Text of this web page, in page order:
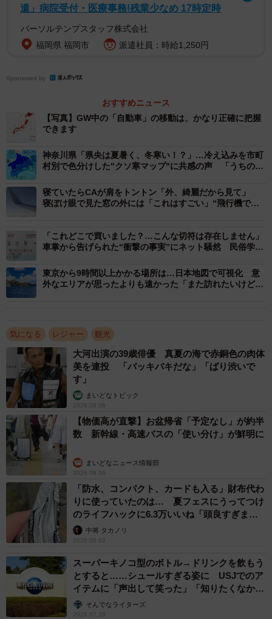
に世田谷区付近の国道246号など都内の国道では11〜12%
減と明確な減少が確認され、行楽地への流出がうかがえた
ということだ。
徒然研究室さんに話を聞いた。
2/3
行く人があれば来る人も
徒然研究室：コロナ禍以降、物価高騰もあって日本人の海
外旅行が回復しきっていないなか、大型連休に人々がどん
な工夫をして、どこで非日常を楽しもうとしているのかに
関心がありました。「GWに人気の旅行先ランキング」のよ
うなアンケート調査はたくさんありますが、本当にそこに
行くかどうかはわかりません。混雑する行楽地からのテレ
ビ中継のような情報も、断片的なものです。
そこで「人間が実際に行動した足跡を、俯瞰（ふかん）し
て可視化することはできないだろうか？」と考え、昨年5月
12日から国土交通省によって公開が開始された、全国の直
轄国道において機械観測されている方向別交通量が取得可
能な交通量データを使ってみようと思いつきました。
直轄国道に限ったもので、飛行機や鉄道はカバーされませ
んが、「自動車での移動」は、ある程度正確に把握するこ
とができます。
遣」病院受付・医療事務!残業少なめ 17時定時
パーソルテンプスタッフ株式会社
福岡県 福岡市
派遣社員：時給1,250円
Sponsored by
おすすめニュース
【写真】GW中の「自動車」の移動は、かなり正確に把握
できます
神奈川県「県央は夏暑く、冬寒い！？」…冷え込みを市町
村別で色分けした"クソ寒マップ"に共感の声 「うちの地
寝ていたらCAが肩をトントン「外、綺麗だから見て」
寝ぼけ眼で見た窓の外には「これはすごい」“飛行機で見
「これどこで買いました？…こんな切符は存在しません」
車掌から告げられた“衝撃の事実”にネット騒然 民俗学者
東京から9時間以上かかる場所は…日本地図で可視化 意
外なエリアが思ったよりも遠かった「また訪れたいけどム
気になる レジャー 観光
大河出演の39歳俳優 真夏の海で赤銅色の肉体
美を連投 「バッキバキだな」「ばり渋いで
す」
まいどなトピック
2026.08.06
【物価高が直撃】お盆帰省「予定なし」が約半
数 新幹線・高速バスの「使い分け」が鮮明に
まいどなニュース情報部
2026.08.06
「防水、コンパクト、カードも入る」財布代わ
りに使っていたのは… 夏フェスにうってつけ
のライフハックに6.3万いいね「頭良すぎま
す」中将 タカノリ
2026.08.02
スーパーキノコ型のボトル→ドリンクを飲もう
とすると……シュールすぎる姿に USJでのア
イテムに「声出して笑った」「知りたくなかっ
た真実」
そんでなライターズ
2026.07.28